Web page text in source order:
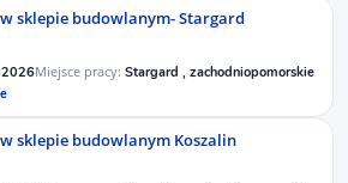
sklepie budowlanym- Stargard
Miejsce pracy: Stargard , zachodniopomorskie
sklepie budowlanym Koszalin